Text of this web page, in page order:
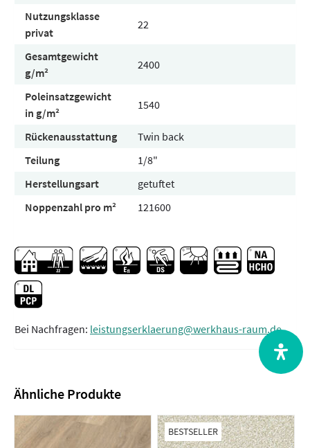
Nutzungsklasse
privat
22
Gesamtgewicht
g/m²
2400
Poleinsatzgewicht
in g/m²
1540
Rückenausstattung
Twin back
Teilung
1/8"
Herstellungsart
getuftet
Noppenzahl pro m²
121600
Bei Nachfragen: leistungserklaerung@werkhaus-raum.de
Ähnliche Produkte
BESTSELLER